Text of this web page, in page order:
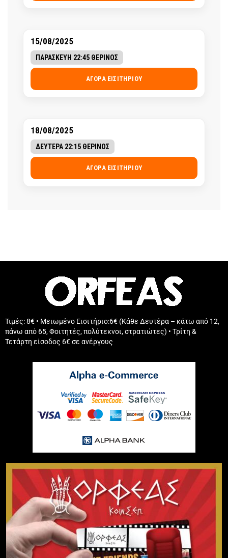
15/08/2025
ΠΑΡΑΣΚΕΥΗ 22:45 ΘΕΡΙΝΟΣ
ΑΓΟΡΆ ΕΙΣΙΤΗΡΊΟΥ
18/08/2025
ΔΕΥΤΕΡΑ 22:15 ΘΕΡΙΝΟΣ
ΑΓΟΡΆ ΕΙΣΙΤΗΡΊΟΥ
Τιμές: 8€ • Μειωμένο Εισιτήριο:6€ (Κάθε Δευτέρα – κάτω από 12,
πάνω από 65, Φοιτητές, πολύτεκνοι, στρατιώτες) • Τρίτη &
Τετάρτη είσοδος 6€ σε ανέργους